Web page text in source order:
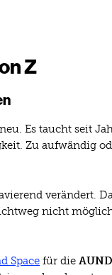
Z
Es taucht seit
Zu aufwändig
verändert.
nicht
Space für die